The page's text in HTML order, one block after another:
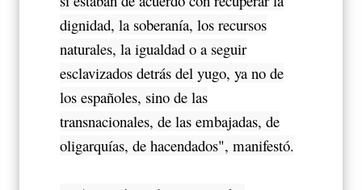
dignidad, la soberanía, los recursos
naturales, la igualdad o a seguir
esclavizados detrás del yugo, ya no de
los españoles, sino de las
transnacionales, de las embajadas, de
oligarquías, de hacendados", manifestó.